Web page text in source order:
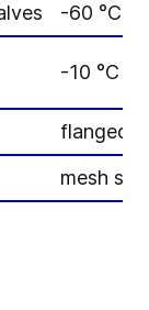
-60 °C
-10 °C
flanged
mesh